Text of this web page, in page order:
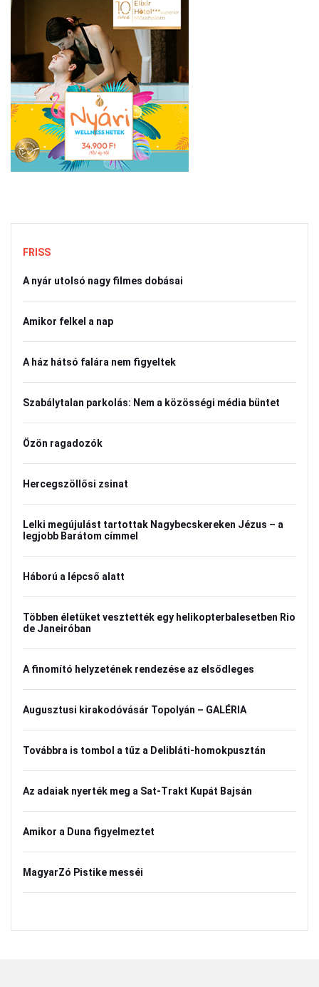
FRISS
A nyár utolsó nagy filmes dobásai
Amikor felkel a nap
A ház hátsó falára nem figyeltek
Szabálytalan parkolás: Nem a közösségi média büntet
Özön ragadozók
Hercegszöllősi zsinat
Lelki megújulást tartottak Nagybecskereken Jézus – a
legjobb Barátom címmel
Háború a lépcső alatt
Többen életüket vesztették egy helikopterbalesetben Rio
de Janeiróban
A finomító helyzetének rendezése az elsődleges
Augusztusi kirakodóvásár Topolyán – GALÉRIA
Továbbra is tombol a tűz a Delibláti-homokpusztán
Az adaiak nyerték meg a Sat-Trakt Kupát Bajsán
Amikor a Duna figyelmeztet
MagyarZó Pistike messéi